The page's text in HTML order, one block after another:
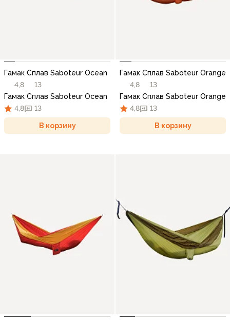
Гамак Сплав Saboteur Ocean
4,8
13
Гамак Сплав Saboteur Ocean
4,8
13
В корзину
Гамак Сплав Saboteur Orange
4,8
13
Гамак Сплав Saboteur Orange
4,8
13
В корзину